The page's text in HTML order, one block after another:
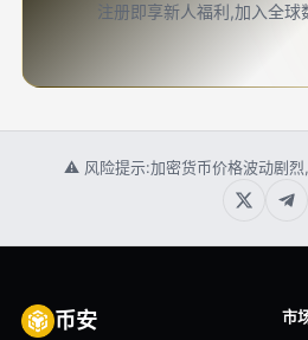
注册即享新人福利,加入全球
⚠ 风险提示:加密货币价格波动剧
币安 市